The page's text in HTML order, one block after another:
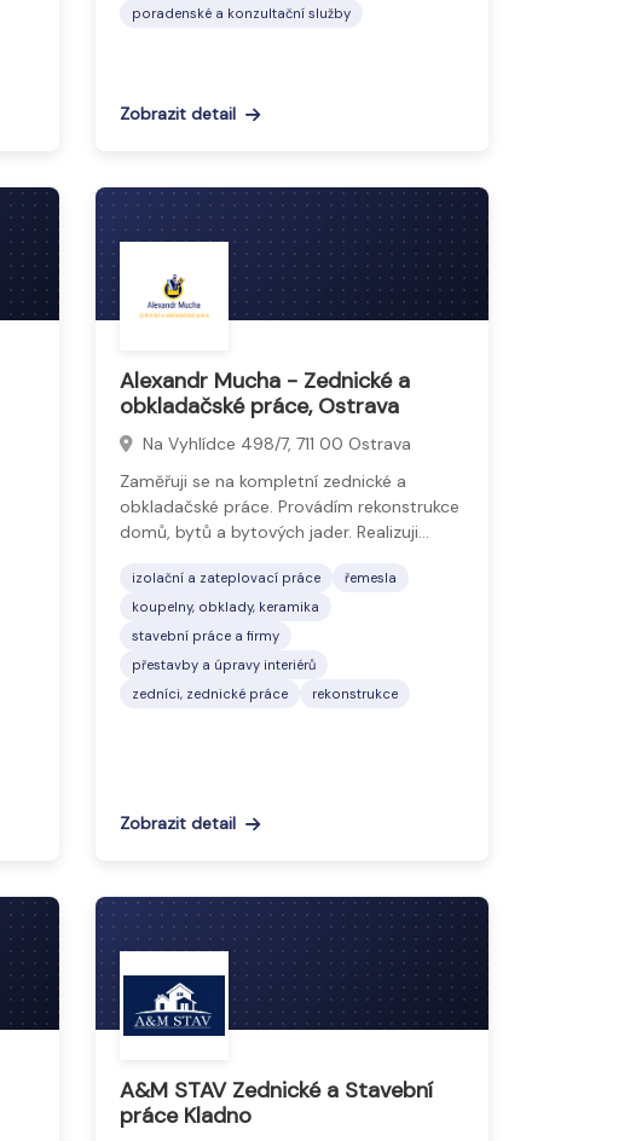
poradenské a konzultační služby
Zobrazit detail
Alexandr Mucha - Zednické a
obkladačské práce, Ostrava
Na Vyhlídce 498/7, 711 00 Ostrava
Zaměřuji se na kompletní zednické a
obkladačské práce. Provádím rekonstrukce
domů, bytů a bytových jader. Realizuji…
izolační a zateplovací práce
řemesla
koupelny, obklady, keramika
stavební práce a firmy
přestavby a úpravy interiérů
zedníci, zednické práce
rekonstrukce
Zobrazit detail
A&M STAV Zednické a Stavební
práce Kladno